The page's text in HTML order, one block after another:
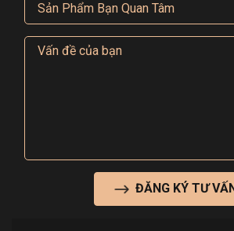
ĐĂNG KÝ TƯ